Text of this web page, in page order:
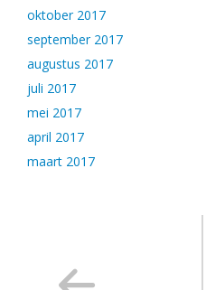
oktober 2017
september 2017
augustus 2017
juli 2017
mei 2017
april 2017
maart 2017